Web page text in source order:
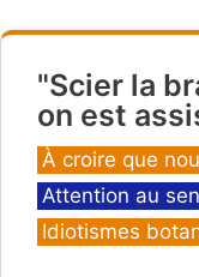
"Scier la
on est
Catégories
À croire que
Attention au
Idiotismes